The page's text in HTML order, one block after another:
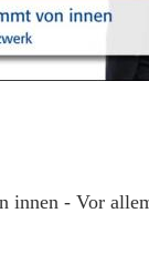
innen - Vor